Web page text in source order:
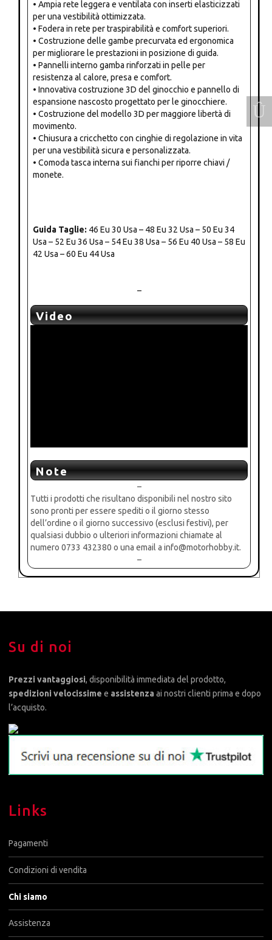
• Ampia rete leggera e ventilata con inserti elasticizzati
per una vestibilità ottimizzata.
• Fodera in rete per traspirabilità e comfort superiori.
• Costruzione delle gambe precurvata ed ergonomica
per migliorare le prestazioni in posizione di guida.
• Pannelli interno gamba rinforzati in pelle per
resistenza al calore, presa e comfort.
• Innovativa costruzione 3D del ginocchio e pannello di
espansione nascosto progettato per le ginocchiere.
• Costruzione del modello 3D per maggiore libertà di
movimento.
• Chiusura a cricchetto con cinghie di regolazione in vita
per una vestibilità sicura e personalizzata.
• Comoda tasca interna sui fianchi per riporre chiavi /
monete.
Guida Taglie: 46 Eu 30 Usa – 48 Eu 32 Usa – 50 Eu 34
Usa – 52 Eu 36 Usa – 54 Eu 38 Usa – 56 Eu 40 Usa – 58 Eu
42 Usa – 60 Eu 44 Usa
–
Video
Note
–
Tutti i prodotti che risultano disponibili nel nostro sito
sono pronti per essere spediti o il giorno stesso
dell’ordine o il giorno successivo (esclusi festivi), per
qualsiasi dubbio o ulteriori informazioni chiamate al
numero 0733 432380 o una email a info@motorhobby.it.
–
Su di noi
Prezzi vantaggiosi, disponibilità immediata del prodotto,
spedizioni velocissime e assistenza ai nostri clienti prima e dopo
l’acquisto.
Links
Pagamenti
Condizioni di vendita
Chi siamo
Assistenza